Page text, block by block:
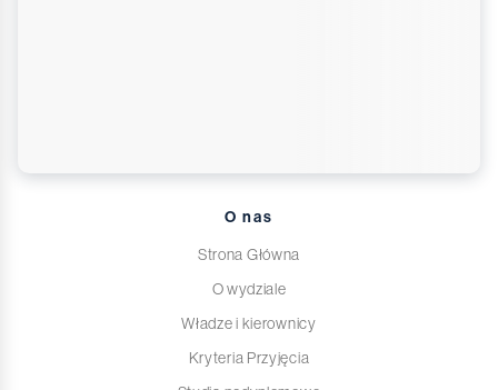
O nas
Strona Główna
O wydziale
Władze i kierownicy
Kryteria Przyjęcia